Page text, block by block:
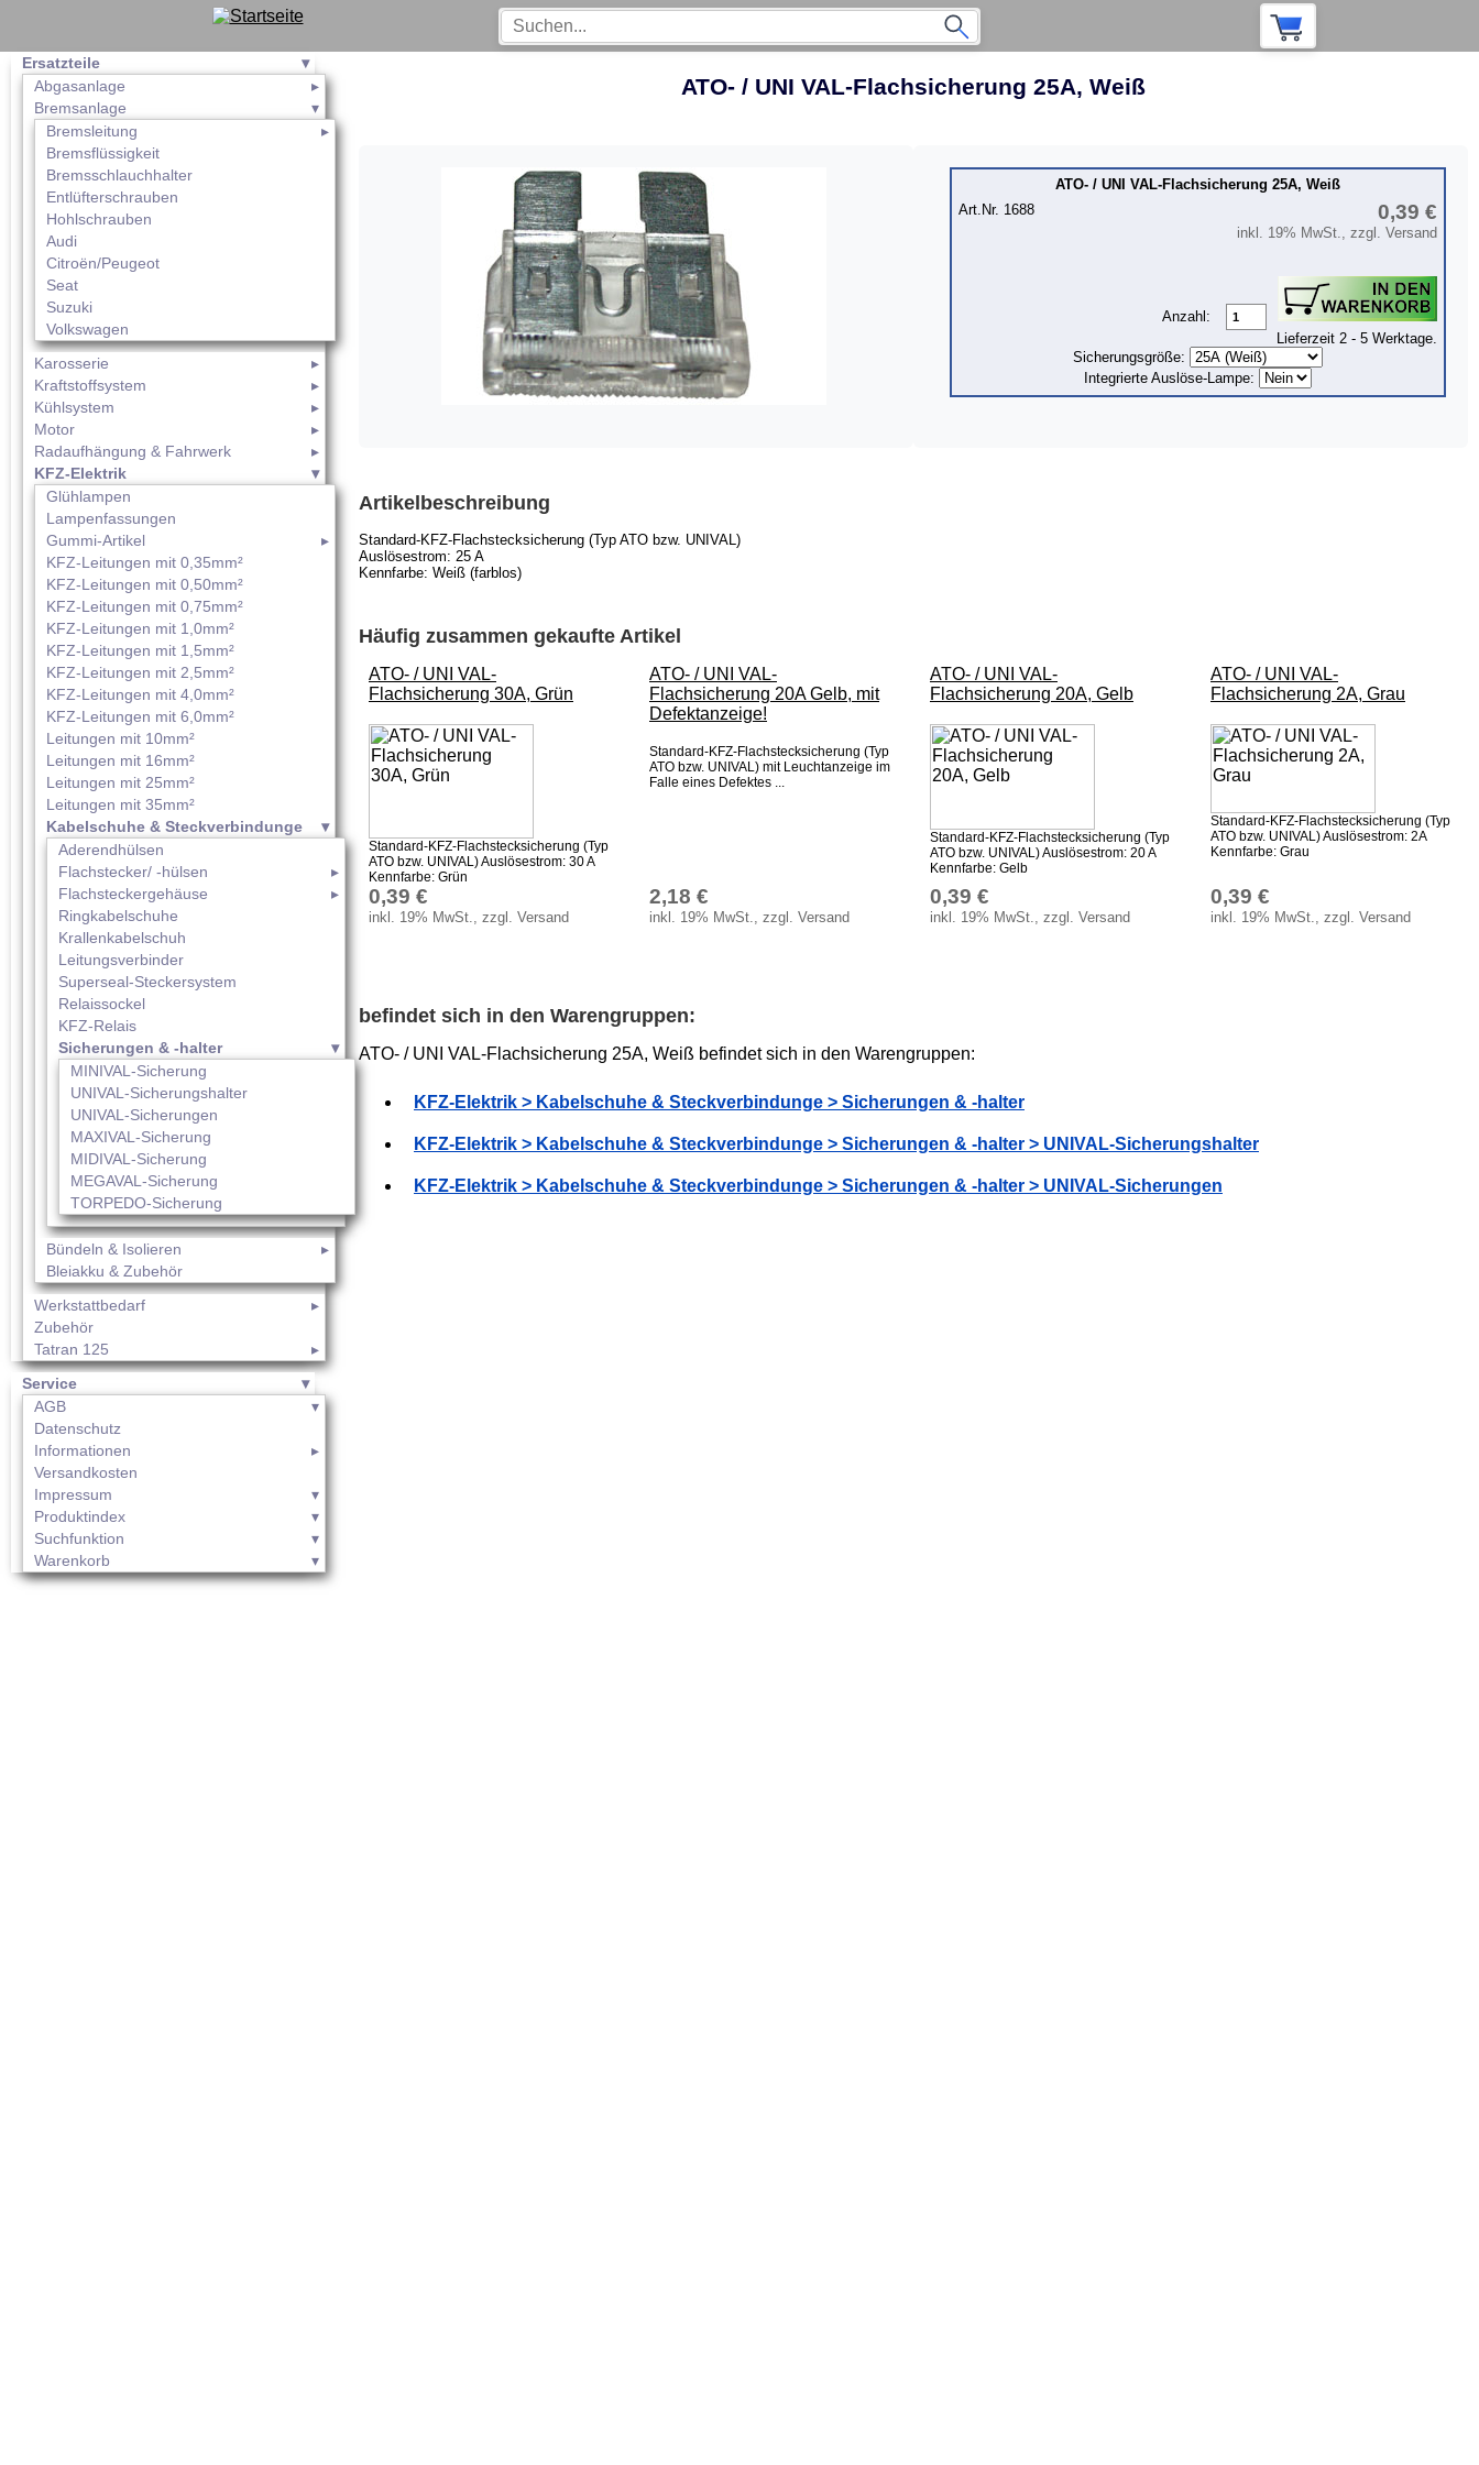
Ersatzteile
Abgasanlage
Bremsanlage
Bremsleitung
Bremsflüssigkeit
Bremsschlauchhalter
Entlüfterschrauben
Hohlschrauben
Audi
Citroën/Peugeot
Seat
Suzuki
Volkswagen
Karosserie
Kraftstoffsystem
Kühlsystem
Motor
Radaufhängung & Fahrwerk
KFZ-Elektrik
Glühlampen
Lampenfassungen
Gummi-Artikel
KFZ-Leitungen mit 0,35mm²
KFZ-Leitungen mit 0,50mm²
KFZ-Leitungen mit 0,75mm²
KFZ-Leitungen mit 1,0mm²
KFZ-Leitungen mit 1,5mm²
KFZ-Leitungen mit 2,5mm²
KFZ-Leitungen mit 4,0mm²
KFZ-Leitungen mit 6,0mm²
Leitungen mit 10mm²
Leitungen mit 16mm²
Leitungen mit 25mm²
Leitungen mit 35mm²
Kabelschuhe & Steckverbindunge
Aderendhülsen
Flachstecker/ -hülsen
Flachsteckergehäuse
Ringkabelschuhe
Krallenkabelschuh
Leitungsverbinder
Superseal-Steckersystem
Relaissockel
KFZ-Relais
Sicherungen & -halter
MINIVAL-Sicherung
UNIVAL-Sicherungshalter
UNIVAL-Sicherungen
MAXIVAL-Sicherung
MIDIVAL-Sicherung
MEGAVAL-Sicherung
TORPEDO-Sicherung
Bündeln & Isolieren
Bleiakku & Zubehör
Werkstattbedarf
Zubehör
Tatran 125
Service
AGB
Datenschutz
Informationen
Versandkosten
Impressum
Produktindex
Suchfunktion
Warenkorb
ATO- / UNI VAL-Flachsicherung 25A, Weiß
ATO- / UNI VAL-Flachsicherung 25A, Weiß
Art.Nr. 1688
0,39 €
inkl. 19% MwSt., zzgl. Versand
Anzahl:
Lieferzeit 2 - 5 Werktage.
Sicherungsgröße:
Integrierte Auslöse-Lampe:
Artikelbeschreibung
Standard-KFZ-Flachstecksicherung (Typ ATO bzw. UNIVAL)
Auslösestrom: 25 A
Kennfarbe: Weiß (farblos)
Häufig zusammen gekaufte Artikel
ATO- / UNI VAL-
Flachsicherung 30A, Grün
Standard-KFZ-Flachstecksicherung (Typ
ATO bzw. UNIVAL) Auslösestrom: 30 A
Kennfarbe: Grün
0,39 €
inkl. 19% MwSt., zzgl. Versand
ATO- / UNI VAL-
Flachsicherung 20A Gelb, mit
Defektanzeige!
Standard-KFZ-Flachstecksicherung (Typ
ATO bzw. UNIVAL) mit Leuchtanzeige im
Falle eines Defektes ...
2,18 €
inkl. 19% MwSt., zzgl. Versand
ATO- / UNI VAL-
Flachsicherung 20A, Gelb
Standard-KFZ-Flachstecksicherung (Typ
ATO bzw. UNIVAL) Auslösestrom: 20 A
Kennfarbe: Gelb
0,39 €
inkl. 19% MwSt., zzgl. Versand
ATO- / UNI VAL-
Flachsicherung 2A, Grau
Standard-KFZ-Flachstecksicherung (Typ
ATO bzw. UNIVAL) Auslösestrom: 2A
Kennfarbe: Grau
0,39 €
inkl. 19% MwSt., zzgl. Versand
befindet sich in den Warengruppen:
ATO- / UNI VAL-Flachsicherung 25A, Weiß befindet sich in den Warengruppen:
KFZ-Elektrik > Kabelschuhe & Steckverbindunge > Sicherungen & -halter
KFZ-Elektrik > Kabelschuhe & Steckverbindunge > Sicherungen & -halter > UNIVAL-Sicherungshalter
KFZ-Elektrik > Kabelschuhe & Steckverbindunge > Sicherungen & -halter > UNIVAL-Sicherungen